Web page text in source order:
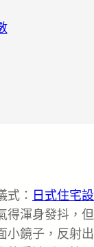
式： 日式住宅
得渾身發抖，
小鏡子，反射